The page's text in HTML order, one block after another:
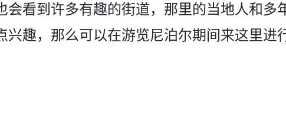
看到许多有­趣的街道，那里的当地人和多
趣，那么可以在游览尼泊尔­期间来这里进